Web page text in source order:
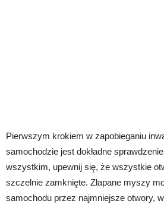
Pierwszym krokiem w zapobieganiu
samochodzie jest dokładne
wszystkim, upewnij się, że wszystkie
szczelnie zamknięte. Złapane myszy
samochodu przez najmniejsze otwory,